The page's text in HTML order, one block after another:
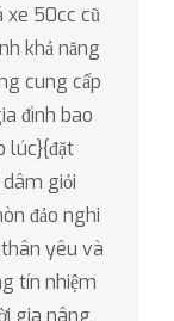
xe 50cc cũ
khả năng
cung cấp
đình bao
lúc}{đặt
giỏi
đảo nghi
yêu và
tín nhiệm
gia nâng